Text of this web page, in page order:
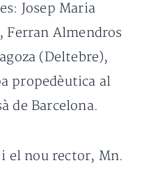
Josep Maria
Ferran Almendros
(Deltebre),
propedèutica al
de Barcelona.
el nou rector, Mn.